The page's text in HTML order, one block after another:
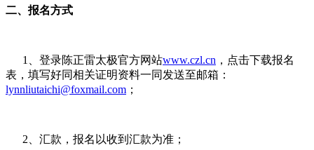
二、报名方式
1、登录陈正雷太极官方网站www.czl.cn ，点击下载报名
表，填写好同相关证明资料一同发送至邮箱：
lynnliutaichi@foxmail.com ；
2、汇款，报名以收到汇款为准；